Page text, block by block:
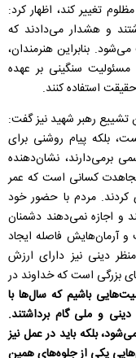
تغییر کند، اظهار کرد:
و هشدار می‌دادند که
بنابراین هنرمندان،
مسئولیت سنگینی بر عهده
استفاده کنند.
تشییع رهبر شهید نیز گفت:
بلکه پیام روشنی برای
برمی‌دارند، نشان‌دهنده
کسانی است که عمر
مردم با حضور خود
اجازه نمی‌دهند دشمنان
و آرمان‌هایش فاصله ایجاد
دینی نیز دارای ارزش
بزرگی است که خداوند در
باشیم که سال‌ها با
و ملی گام برداشتند.
بلکه باید در عمل نیز
یکی از جلوه‌های همین